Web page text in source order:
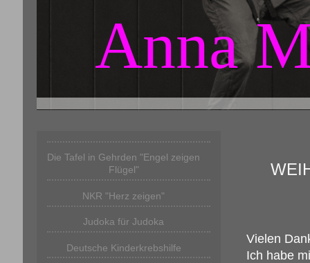
Anna
Vielen
Ich habe
Die Tafel in Gehrden "Engel zeigen
Flügel"
NKR "Herz zeigen"
Judoka für Judoka
Deutsche Kinderkrebshilfe